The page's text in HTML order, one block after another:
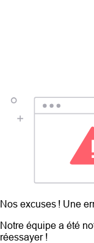
Nos excuses ! Une
Notre équipe a été
réessayer !